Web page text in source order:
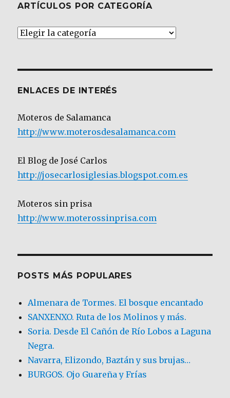
ARTÍCULOS POR CATEGORÍA
Artículos
ENLACES DE INTERÉS
Moteros de Salamanca
http://www.moterosdesalamanca.com
El Blog de José Carlos
http://josecarlosiglesias.blogspot.com.es
Moteros sin prisa
http://www.moterossinprisa.com
POSTS MÁS POPULARES
Almenara de Tormes. El bosque encantado
SANXENXO. Ruta de los Molinos y más.
Soria. Desde El Cañón de Río Lobos a Laguna
Negra.
Navarra, Elizondo, Baztán y sus brujas…
BURGOS. Ojo Guareña y Frías